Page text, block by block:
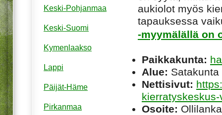
aukiolot myös
tapauksessa
-myymälällä on
Paikkakunta:
Alue: Satakunta
Nettisivut:
Osoite:
Keski-Pohjanmaa
Keski-Suomi
Kymenlaakso
Lappi
Päijät-Häme
Pirkanmaa